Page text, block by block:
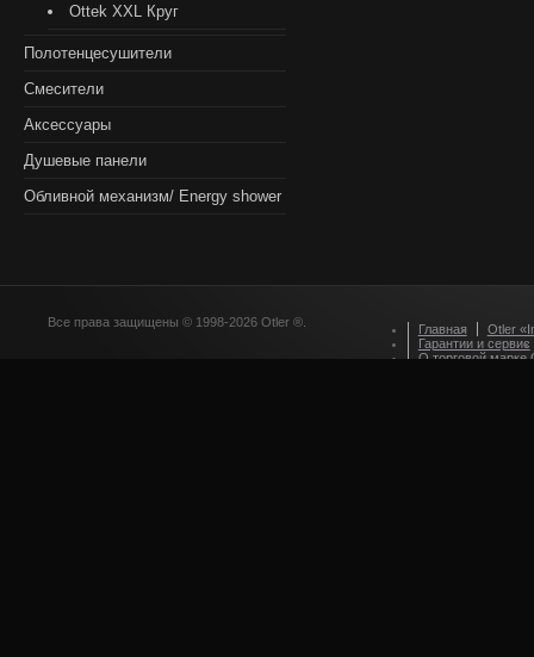
Ottek XXL Круг
Полотенцесушители
Смесители
Аксессуары
Душевые панели
Обливной механизм/ Energy shower
Все права защищены © 1998-2026 Otler ®. Главная
Otler
Гарантии и сервис
О торговой марке